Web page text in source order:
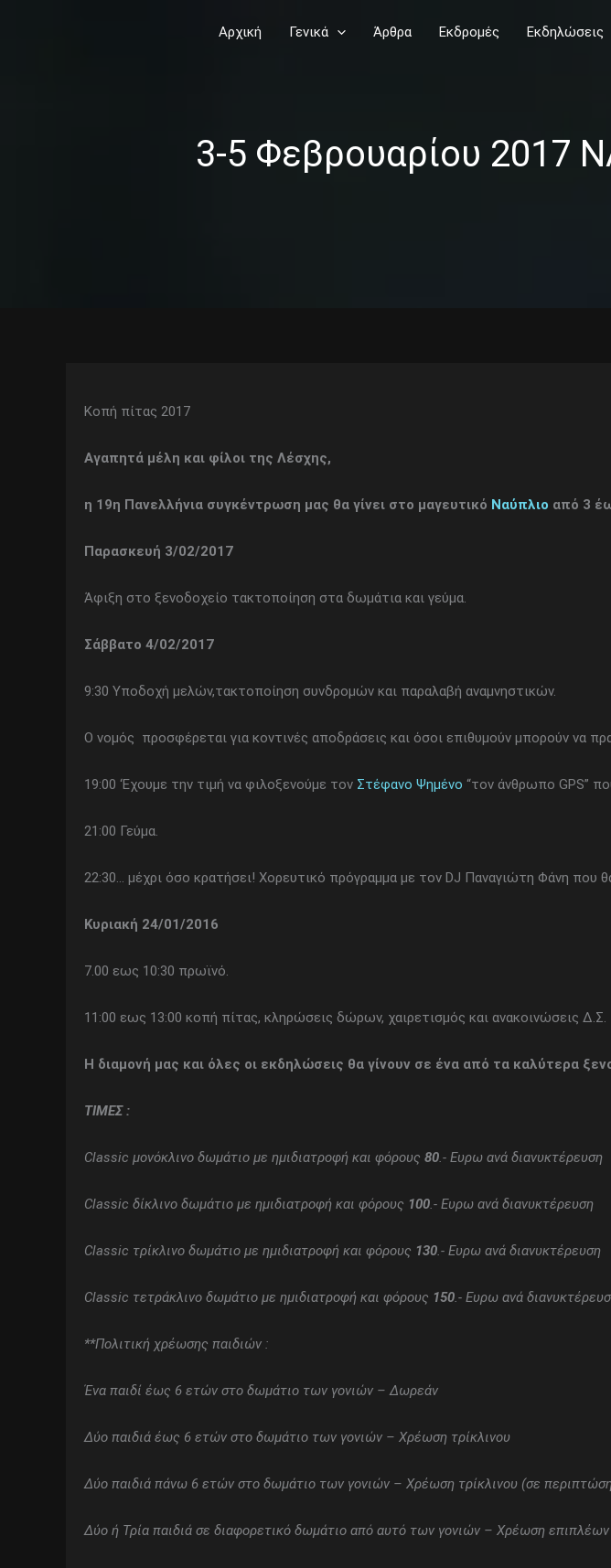
Αρχική Γενικά Άρθρα Εκδρομές Εκδηλώσεις
3-5 Φεβρουαρίου 2017
Κοπή πίτας 2017
Αγαπητά μέλη και φίλοι της Λέσχης,
η 19η Πανελλήνια συγκέντρωση μας θα γίνει στο μαγευτικό Ναύπλιο από 3
Παρασκευή 3/02/2017
Άφιξη στο ξενοδοχείο τακτοποίηση στα δωμάτια και γεύμα.
Σάββατο 4/02/2017
9:30 Υποδοχή μελών,τακτοποίηση συνδρομών και παραλαβή αναμνηστικών.
Ο νομός προσφέρεται για κοντινές αποδράσεις και όσοι επιθυμούν μπορούν να
19:00 ‘Eχουμε την τιμή να φιλοξενούμε τον Στέφανο Ψημένο “τον άνθρωπο GPS”
21:00 Γεύμα.
22:30… μέχρι όσο κρατήσει! Χορευτικό πρόγραμμα με τον DJ Παναγιώτη Φάνη που
Κυριακή 24/01/2016
7.00 εως 10:30 πρωϊνό.
11:00 εως 13:00 κοπή πίτας, κληρώσεις δώρων, χαιρετισμός και ανακοινώσεις Δ.Σ.
Η διαμονή μας και όλες οι εκδηλώσεις θα γίνουν σε ένα από τα καλύτερα
ΤΙΜΕΣ :
Classic μονόκλινο δωμάτιο με ημιδιατροφή και φόρους 80.- Ευρω ανά διανυκτέρευση
Classic δίκλινο δωμάτιο με ημιδιατροφή και φόρους 100.- Ευρω ανά διανυκτέρευση
Classic τρίκλινο δωμάτιο με ημιδιατροφή και φόρους 130.- Ευρω ανά διανυκτέρευση
Classic τετράκλινο δωμάτιο με ημιδιατροφή και φόρους 150.- Ευρω ανά
**Πολιτική χρέωσης παιδιών :
Ένα παιδί έως 6 ετών στο δωμάτιο των γονιών – Δωρεάν
Δύο παιδιά έως 6 ετών στο δωμάτιο των γονιών – Χρέωση τρίκλινου
Δύο παιδιά πάνω 6 ετών στο δωμάτιο των γονιών – Χρέωση τρίκλινου (σε
Δύο ή Τρία παιδιά σε διαφορετικό δωμάτιο από αυτό των γονιών – Χρέωση